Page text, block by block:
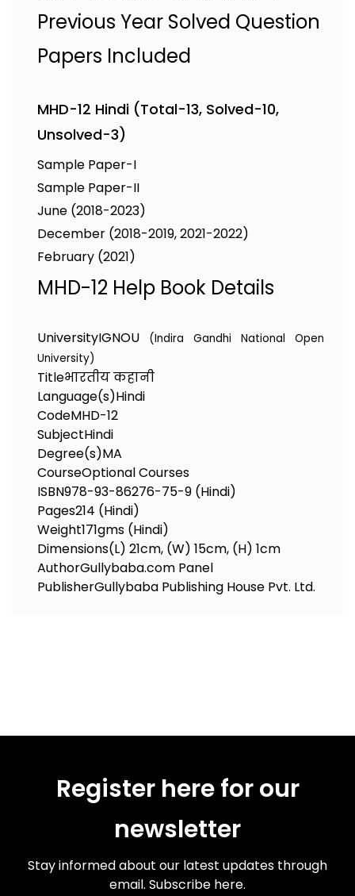
Previous Year Solved Question
Papers Included
MHD-12 Hindi (Total-13, Solved-10,
Unsolved-3)
Sample Paper-I
Sample Paper-II
June (2018-2023)
December (2018-2019, 2021-2022)
February (2021)
MHD-12 Help Book Details
UniversityIGNOU
(Indira Gandhi National Open
University)
Titleभारतीय कहानी
Language(s)Hindi
CodeMHD-12
SubjectHindi
Degree(s)MA
CourseOptional Courses
ISBN978-93-86276-75-9 (Hindi)
Pages214 (Hindi)
Weight171gms (Hindi)
Dimensions(L) 21cm, (W) 15cm, (H) 1cm
AuthorGullybaba.com Panel
PublisherGullybaba Publishing House Pvt. Ltd.
Register here for our
newsletter
Stay informed about our latest updates through
email. Subscribe here.